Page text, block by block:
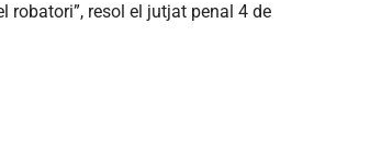
robatori”, resol el jutjat penal 4 de